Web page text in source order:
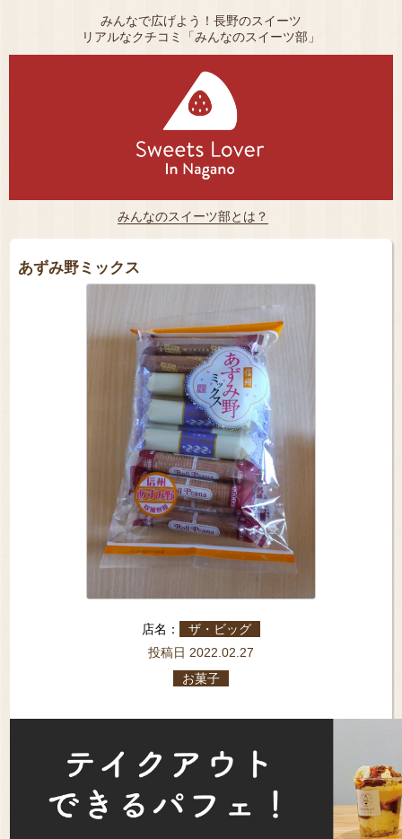
みんなで広げよう！長野のスイーツ
リアルなクチコミ「みんなのスイーツ部」
みんなのスイーツ部とは？
あずみ野ミックス
店名： ザ・ビッグ
投稿日 2022.02.27
お菓子